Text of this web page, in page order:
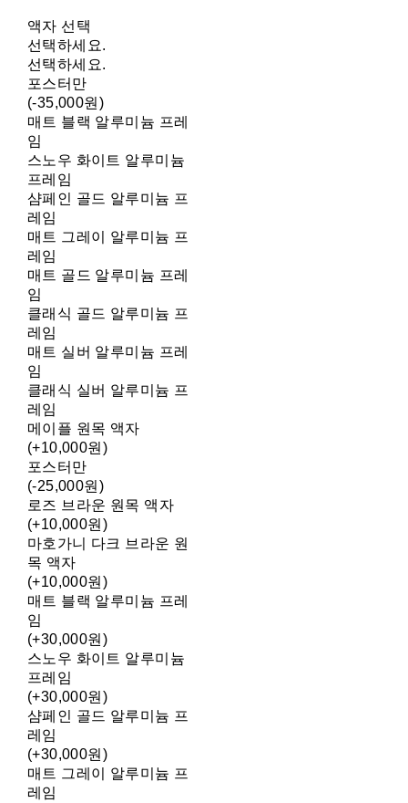
액자 선택
선택하세요.
선택하세요.
포스터만
(-35,000원)
매트 블랙 알루미늄 프레
임
스노우 화이트 알루미늄
프레임
샴페인 골드 알루미늄 프
레임
매트 그레이 알루미늄 프
레임
매트 골드 알루미늄 프레
임
클래식 골드 알루미늄 프
레임
매트 실버 알루미늄 프레
임
클래식 실버 알루미늄 프
레임
메이플 원목 액자
(+10,000원)
포스터만
(-25,000원)
로즈 브라운 원목 액자
(+10,000원)
마호가니 다크 브라운 원
목 액자
(+10,000원)
매트 블랙 알루미늄 프레
임
(+30,000원)
스노우 화이트 알루미늄
프레임
(+30,000원)
샴페인 골드 알루미늄 프
레임
(+30,000원)
매트 그레이 알루미늄 프
레임